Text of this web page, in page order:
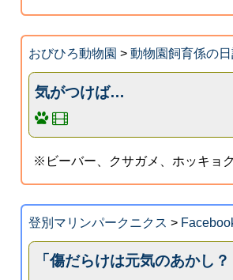
おびひろ動物園 > 動物園飼育係の
気がつけば…
※ビーバー、クサガメ、ホッキョ
登別マリンパークニクス >
「傷だらけは元気のあかし？